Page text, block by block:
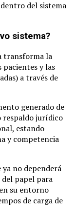
del sistema
sistema?
transforma la
pacientes y las
a través de
generado de
respaldo jurídico
estando
y competencia
no dependerá
papel para
su entorno
de carga de